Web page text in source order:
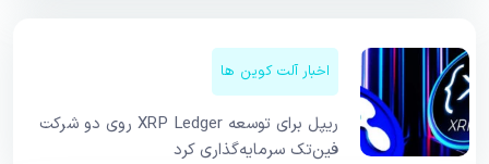
اخبار آلت کوین ها
ریپل برای توسعه XRP Ledger روی دو شرکت
فین‌تک سرمایه‌گذاری کرد